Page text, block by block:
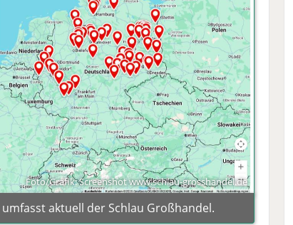
Foto/Grafik: Screenshot www.schlau-grosshandel.de
aktuell der Schlau Großhandel.